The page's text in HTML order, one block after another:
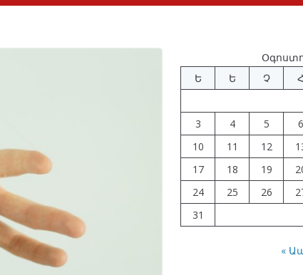
Ե
Ե Չ Հ
3
4 5 6
10
11 12
17
18 19
24
25 26
31
«